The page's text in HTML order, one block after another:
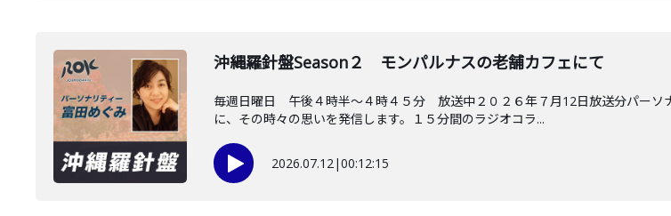
沖縄羅針盤Season２ モンパルナスの老舗カフェにて
毎週日曜日 午後４時半～４時４５分 放送中２０２６年７月12日放送分パーソ
に、その時々の思いを発信します。１５分間のラジオコラ...
2026.07.12|00:12:15